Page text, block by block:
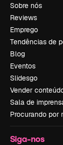
Sobre nós
Reviews
Emprego
Tendências de
Blog
Eventos
Slidesgo
Vender
Sala de
Procurando por
Siga-nos